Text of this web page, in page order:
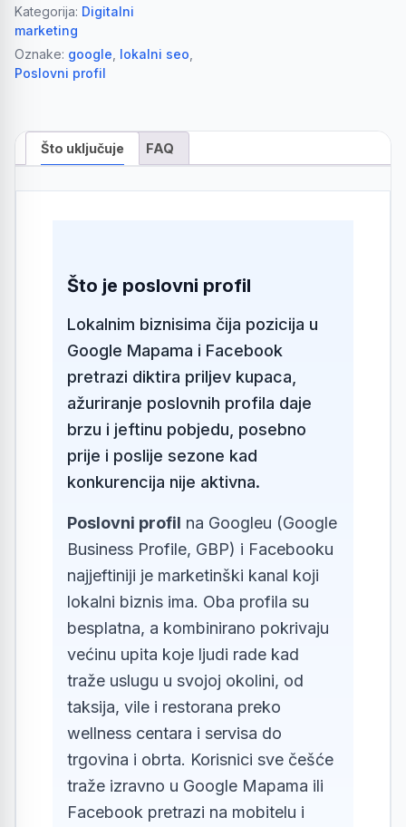
Kategorija: Digitalni
marketing
Oznake: google lokalni seo
Poslovni profil
Što uključuje FAQ
Što je poslovni profil
Lokalnim biznisima čija pozicija u
Google Mapama i Facebook
pretrazi diktira priljev kupaca,
ažuriranje poslovnih profila daje
brzu i jeftinu pobjedu, posebno
prije i poslije sezone kad
konkurencija nije aktivna.
Poslovni profil na Googleu (Google
Business Profile, GBP) i Facebooku
najjeftiniji je marketinški kanal koji
lokalni biznis ima. Oba profila su
besplatna, a kombinirano pokrivaju
većinu upita koje ljudi rade kad
traže uslugu u svojoj okolini, od
taksija, vile i restorana preko
wellness centara i servisa do
trgovina i obrta. Korisnici sve češće
traže izravno u Google Mapama ili
Facebook pretrazi na mobitelu i